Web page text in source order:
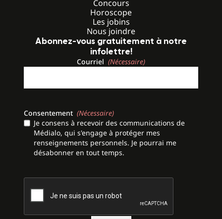
Concours
Horoscope
Les jobins
Nous joindre
Abonnez-vous gratuitement à notre
infolettre!
Courriel (Nécessaire)
Consentement (Nécessaire)
Je consens à recevoir des communications de
Médialo, qui s'engage à protéger mes
renseignements personnels. Je pourrai me
désabonner en tout temps.